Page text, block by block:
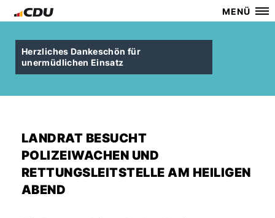
MENÜ
Herzliches Dankeschön für
unermüdlichen Einsatz
LANDRAT BESUCHT
POLIZEIWACHEN UND
RETTUNGSLEITSTELLE AM HEILIGEN
ABEND